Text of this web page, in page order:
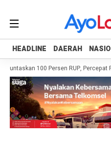
HEADLINE DAERAH
HEADLINE DAERAH
100 Persen RUP, Percepat